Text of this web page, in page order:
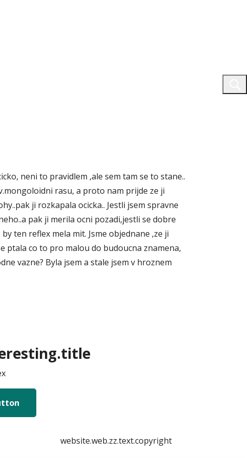
neni to pravidlem ,ale sem tam se to stane..
rasu, a proto nam prijde ze ji
ji rozkapala ocicka.. Jestli jsem spravne
pak ji merila ocni pozadi,jestli se dobre
ten reflex mela mit. Jsme objednane ,ze ji
ptala co to pro malou do budoucna znamena,
vazne? Byla jsem a stale jsem v hroznem
website.web.zz.text.copyright